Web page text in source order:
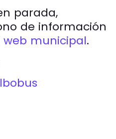
parada,
de información
web municipal.